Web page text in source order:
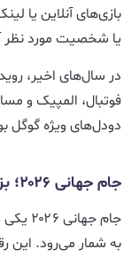
بازی‌های آنلاین یا
یا شخصیت مورد نظر
در سال‌های اخیر،
فوتبال، المپیک و
دودل‌های ویژه گوگل
جام جهانی ۲۰۲۶؛ بزرگ‌ترین دوره تاریخ این مسابقات
جام